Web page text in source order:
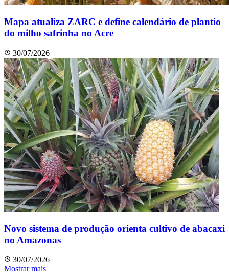
Mapa atualiza ZARC e define calendário de plantio
do milho safrinha no Acre
30/07/2026
Novo sistema de produção orienta cultivo de abacaxi
no Amazonas
30/07/2026
Mostrar mais